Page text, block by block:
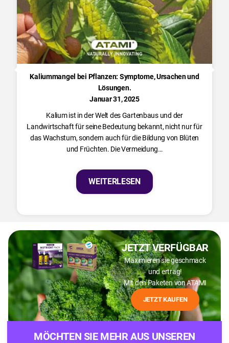
Kaliummangel bei Pflanzen: Symptome, Ursachen und
Lösungen.
Januar 31, 2025
Kalium ist in der Welt des Gartenbaus und der
Landwirtschaft für seine Bedeutung bekannt, nicht nur für
das Wachstum, sondern auch für die Bildung von Blüten
und Früchten. Die Vermeidung…
WEITERLESEN
JETZT VERFÜGBAR
Maximieren sie geschmack
und ertrag!
Mit den Paketen von ATAMI
JETZT KAUFEN
MÖCHTEN SIE MEHR AUS UNSEREN